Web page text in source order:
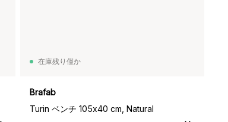
在庫残り僅か
Brafab
Turin ベンチ 105x40 cm, Natural